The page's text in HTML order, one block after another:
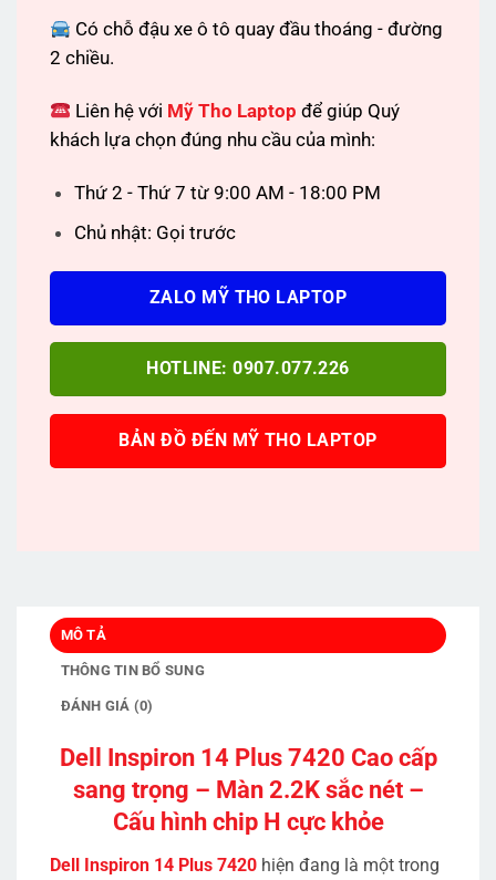
Có chỗ đậu xe ô tô quay đầu thoáng - đường
2 chiều.
Liên hệ với Mỹ Tho Laptop để giúp Quý
khách lựa chọn đúng nhu cầu của mình:
Thứ 2 - Thứ 7 từ 9:00 AM - 18:00 PM
Chủ nhật: Gọi trước
ZALO MỸ THO LAPTOP
HOTLINE: 0907.077.226
BẢN ĐỒ ĐẾN MỸ THO LAPTOP
MÔ TẢ
THÔNG TIN BỔ SUNG
ĐÁNH GIÁ (0)
Dell Inspiron 14 Plus 7420 Cao cấp
sang trọng – Màn 2.2K sắc nét –
Cấu hình chip H cực khỏe
Dell Inspiron 14 Plus 7420 hiện đang là một trong